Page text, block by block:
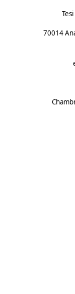
70014